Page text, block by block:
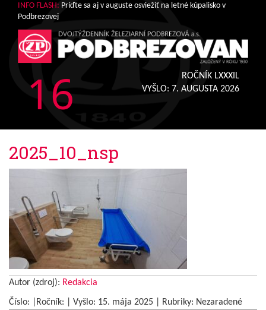
INFO FLASH: Príďte sa aj v auguste osviežiť na letné kúpalisko v
Podbrezovej
16
ROČNÍK LXXXIL
VYŠLO: 7. AUGUSTA 2026
2025_10_nsp
Autor (zdroj): Redakcia
Číslo: |Ročník: | Vyšlo: 15. mája 2025 Rubriky: Nezaradené